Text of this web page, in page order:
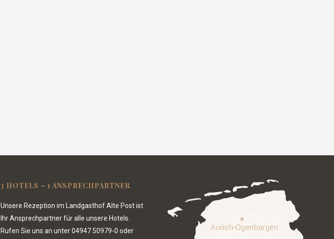
3 HOTELS – 1 ANSPRECHPARTNER
Unsere Rezeption im Landgasthof Alte Post ist
Ihr Ansprechpartner für alle unsere Hotels.
Rufen Sie uns an unter04947 50979-0 oder